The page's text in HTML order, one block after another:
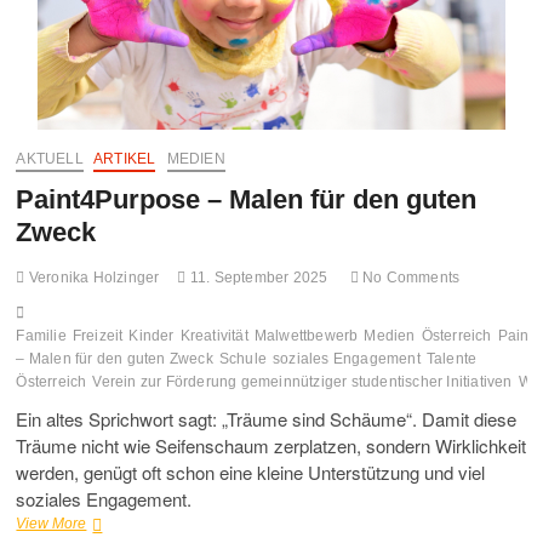
AKTUELL ARTIKEL MEDIEN
Paint4Purpose – Malen für den guten
Zweck
Veronika Holzinger 11. September 2025 No Comments
Familie Freizeit Kinder Kreativität Malwettbewerb Medien Österreich
– Malen für den guten Zweck Schule soziales Engagement Talente
Österreich Verein zur Förderung gemeinnütziger studentischer Initiativen
Ein altes Sprichwort sagt: „Träume sind Schäume“. Damit diese
Träume nicht wie Seifenschaum zerplatzen, sondern Wirklichkeit
werden, genügt oft schon eine kleine Unterstützung und viel
soziales Engagement.
View MorePaint4Purpose